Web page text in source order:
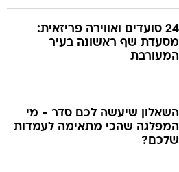
24 סועדים ואווירה פריזאית:
מסעדת שף ראשונה בעיר
המעורבת
השאלון שיעשה לכם סדר - מי
המפלגה שהכי מתאימה לעמדות
שלכם?